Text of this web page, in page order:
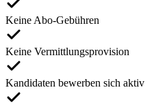
Keine Abo-Gebühren
Keine Vermittlungsprovision
Kandidaten bewerben sich aktiv